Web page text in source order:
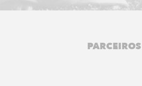
PARCEIROS